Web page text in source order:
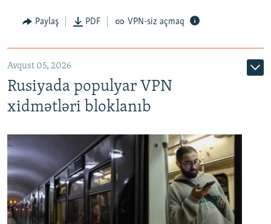
Paylaş PDF VPN-siz açmaq
Avqust 05, 2026
Rusiyada populyar VPN
xidmətləri bloklanıb